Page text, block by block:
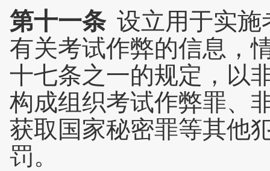
第十一条 设立用于实
有关考试作弊的信息，
十七条之一的规定，以
构成组织考试作弊罪、
获取国家秘密罪等其他
罚。